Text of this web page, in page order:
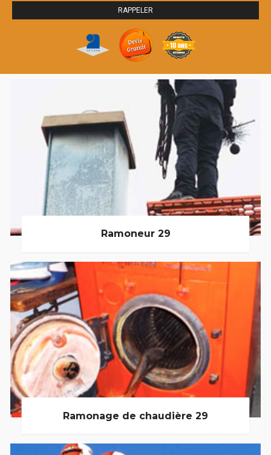
Ramoneur 29
Ramonage de chaudière 29